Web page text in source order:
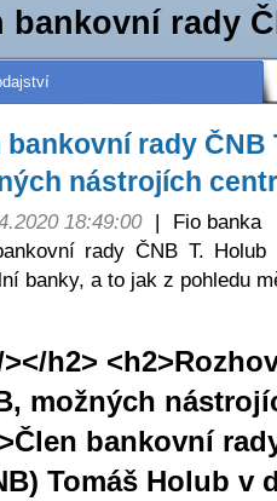
bankovní rady
bankovní rady
nástrojích
18:49:00 |
Fio banka
rady ČNB T.
banky, a to jak z pohledu